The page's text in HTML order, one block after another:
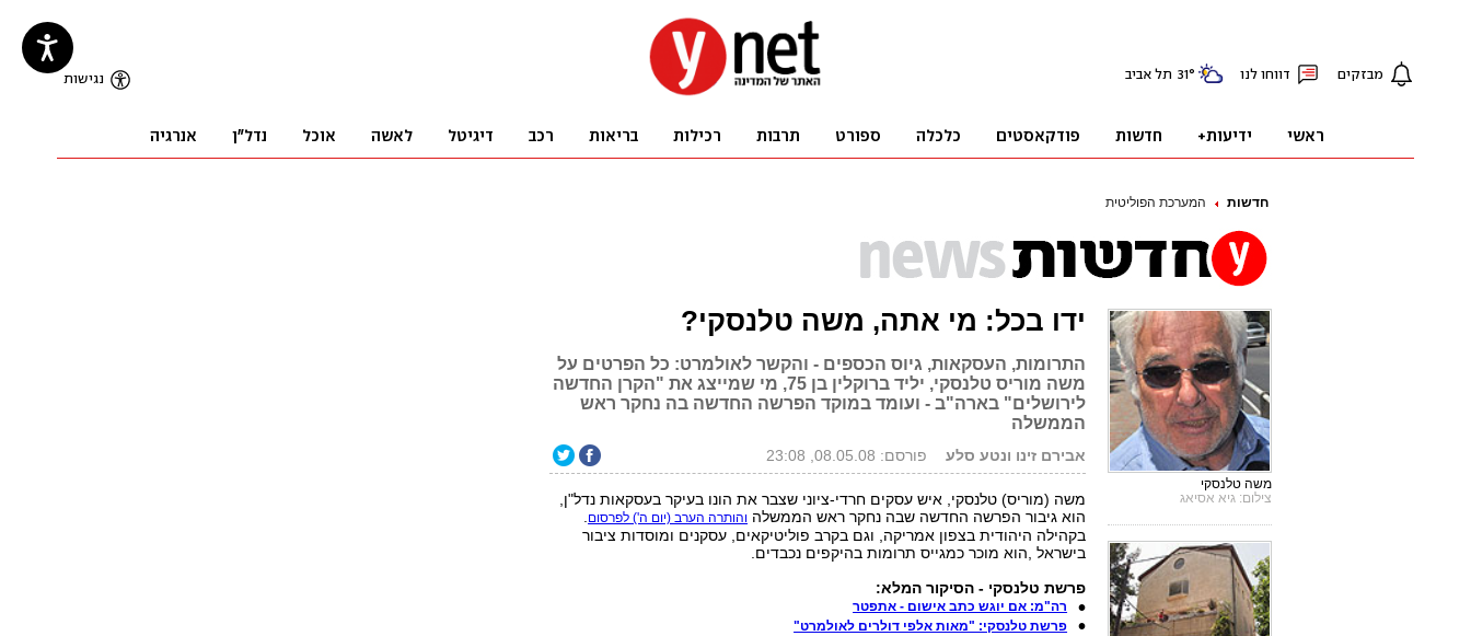
חדשות המערכת הפוליטית
ידו בכל: מי אתה, משה טלנסקי?
התרומות, העסקאות, גיוס הכספים - והקשר לאולמרט: כל הפרטים על
משה מוריס טלנסקי, יליד ברוקלין בן 75, מי שמייצג את "הקרן החדשה
לירושלים" בארה"ב - ועומד במוקד הפרשה החדשה בה נחקר ראש
הממשלה
אבירם זינו ונטע סלע פורסם: 08.05.08, 23:08
משה (מוריס) טלנסקי, איש עסקים חרדי-ציוני שצבר את הונו בעיקר בעסקאות נדל"ן,
הוא גיבור הפרשה החדשה שבה נחקר ראש הממשלה והותרה הערב (יום ה') לפרסום.
בקהילה היהודית בצפון אמריקה, וגם בקרב פוליטיקאים, עסקנים ומוסדות ציבור
בישראל ,הוא מוכר כמגייס תרומות בהיקפים נכבדים.
פרשת טלנסקי - הסיקור המלא:
רה"מ: אם יוגש כתב אישום - אתפטר
פרשת טלנסקי: "מאות אלפי דולרים לאולמרט"
משה טלנסקי
צילום: גיא אסיאג